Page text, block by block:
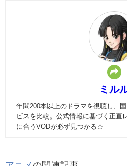
ミル
年間200本以上のドラマを視聴し、
ビスを比較。公式情報に基づく正直
に合うVODが必ず見つかる☆